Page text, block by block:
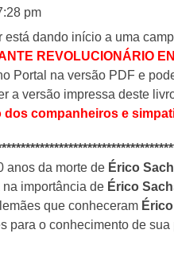
pm
dando início a uma
REVOLUCIONÁRIO
Portal na versão PDF e
a versão impressa deste
companheiros e
anos da morte de Érico
importância de Érico
que conheceram
para o conhecimento de